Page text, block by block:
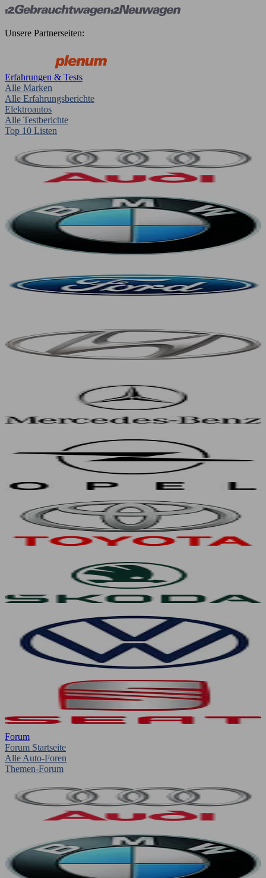
Unsere Partnerseiten:
Erfahrungen & Tests
Alle Marken
Alle Erfahrungsberichte
Elektroautos
Alle Testberichte
Top 10 Listen
Forum
Forum Startseite
Alle Auto-Foren
Themen-Forum